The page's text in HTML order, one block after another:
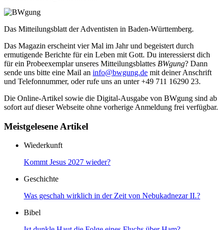
Das Mitteilungsblatt der Adventisten in Baden-Württemberg.
Das Magazin erscheint vier Mal im Jahr und begeistert durch
ermutigende Berichte für ein Leben mit Gott. Du interessierst dich
für ein Probeexemplar unseres Mitteilungsblattes BWgung? Dann
sende uns bitte eine Mail an info@bwgung.de mit deiner Anschrift
und Telefonnummer, oder rufe uns an unter +49 711 16290 23.
Die Online-Artikel sowie die Digital-Ausgabe von BWgung sind ab
sofort auf dieser Webseite ohne vorherige Anmeldung frei verfügbar.
Meistgelesene Artikel
Wiederkunft
Kommt Jesus 2027 wieder?
Geschichte
Was geschah wirklich in der Zeit von Nebukadnezar II.?
Bibel